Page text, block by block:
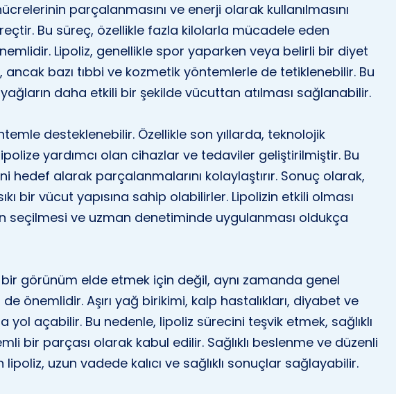
parçalanmasını ve enerji olarak kullanılmasını
Bu süreç, özellikle fazla kilolarla mücadele eden
Lipoliz, genellikle spor yaparken veya belirli bir diyet
bazı tıbbi ve kozmetik yöntemlerle de tetiklenebilir. Bu
daha etkili bir şekilde vücuttan atılması sağlanabilir.
desteklenebilir. Özellikle son yıllarda, teknolojik
yardımcı olan cihazlar ve tedaviler geliştirilmiştir. Bu
hedef alarak parçalanmalarını kolaylaştırır. Sonuç olarak,
bir vücut yapısına sahip olabilirler. Lipolizin etkili olması
seçilmesi ve uzman denetiminde uygulanması oldukça
görünüm elde etmek için değil, aynı zamanda genel
önemlidir. Aşırı yağ birikimi, kalp hastalıkları, diyabet ve
yol açabilir. Bu nedenle, lipoliz sürecini teşvik etmek, sağlıklı
bir parçası olarak kabul edilir. Sağlıklı beslenme ve düzenli
uzun vadede kalıcı ve sağlıklı sonuçlar sağlayabilir.